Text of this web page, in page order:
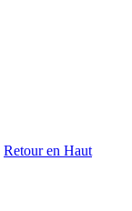
Retour en Haut